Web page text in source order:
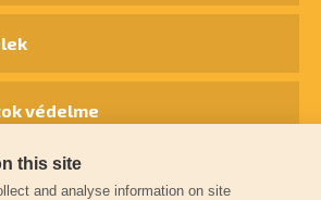
védelme
this site
and analyse information on site